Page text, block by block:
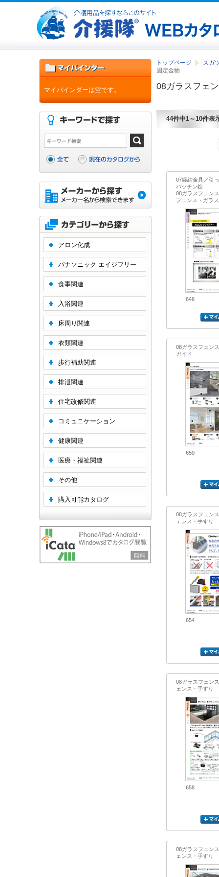
トップページ
スガ
固定金物
08ガラスフェ
44件中1～10件表
07締結金具／引
バッチン錠
08ガラスフェン
フェンス・ガラ
646
08ガラスフェン
ガイド
650
08ガラスフェン
ェンス・手すり
654
08ガラスフェン
ェンス・手すり
658
08ガラスフェン
ェンス・手すり
マイバインダーは空です。
アロン化成
パナソニック エイジフリー
食事関連
入浴関連
床周り関連
衣類関連
歩行補助関連
排泄関連
住宅改修関連
コミュニケーション
健康関連
医療・福祉関連
その他
購入可能カタログ